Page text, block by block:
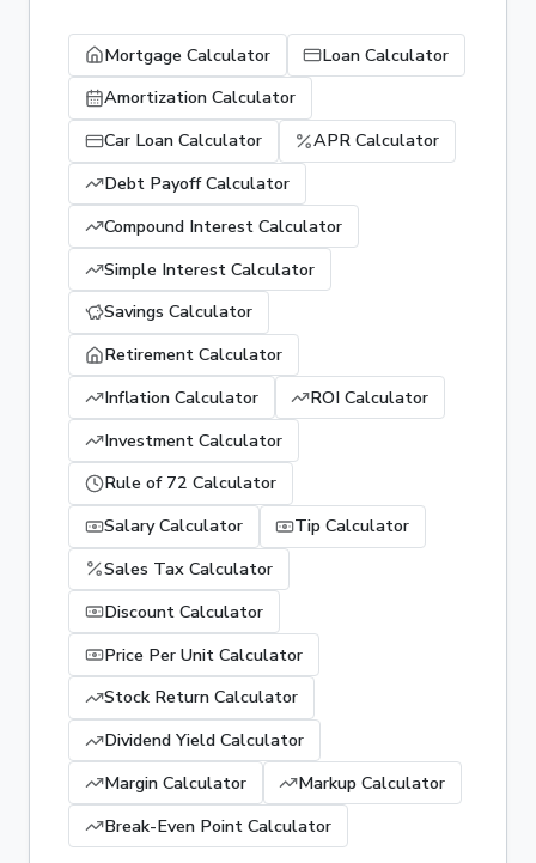
Mortgage Calculator
Loan Calculator
Amortization Calculator
Car Loan Calculator
APR Calculator
Debt Payoff Calculator
Compound Interest Calculator
Simple Interest Calculator
Savings Calculator
Retirement Calculator
Inflation Calculator
ROI Calculator
Investment Calculator
Rule of 72 Calculator
Salary Calculator
Tip Calculator
Sales Tax Calculator
Discount Calculator
Price Per Unit Calculator
Stock Return Calculator
Dividend Yield Calculator
Margin Calculator
Markup Calculator
Break-Even Point Calculator